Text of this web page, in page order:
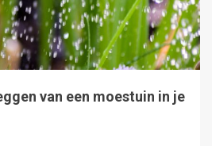
van een moestuin in je